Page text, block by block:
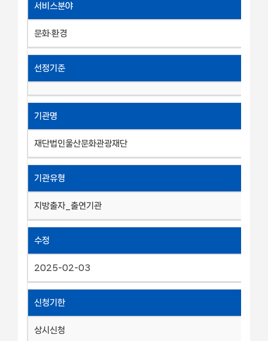
서비스분야
문화·환경
선정기준
기관명
재단법인울산문화관광재단
기관유형
지방출자_출연기관
수정
2025-02-03
신청기한
상시신청